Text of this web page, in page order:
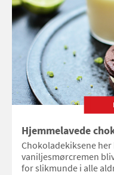
Hjemmelavede
Chokoladekiksene her
vaniljesmørcremen
for slikmunde i alle